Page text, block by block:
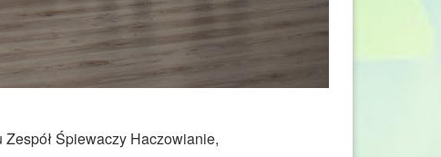
Śpiewaczy Haczowianie,